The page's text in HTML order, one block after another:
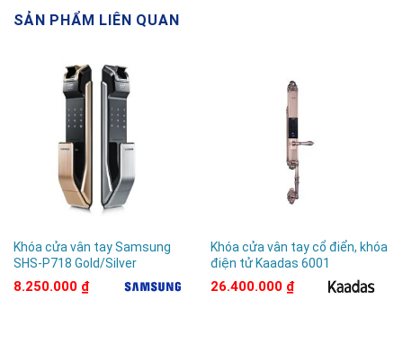
SẢN PHẨM LIÊN QUAN
Khóa cửa vân tay Samsung
SHS-P718 Gold/Silver
8.250.000 ₫
Khóa cửa vân tay cổ điển, khóa
điện tử Kaadas 6001
26.400.000 ₫